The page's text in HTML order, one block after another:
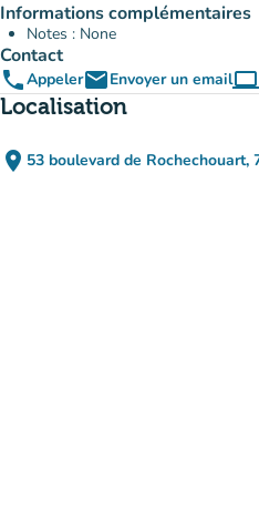
Informations complémentaires
Notes : None
Contact
phoneAppeleremailEnvoyer un emailcomputer
Localisation
place 53 boulevard de Rochechouart,
(ouvrir
(nouvel